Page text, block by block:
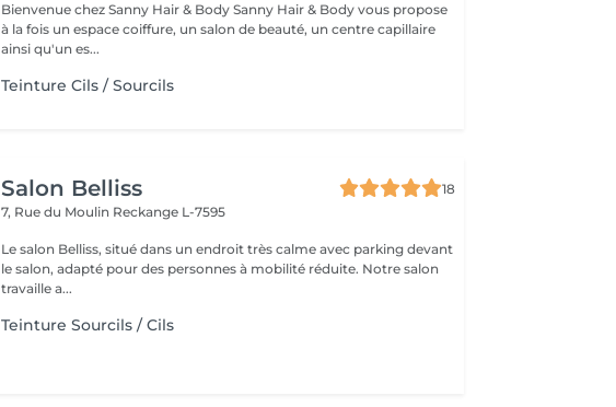
Bienvenue chez Sanny Hair & Body Sanny Hair & Body vous propose
à la fois un espace coiffure, un salon de beauté, un centre capillaire
ainsi qu'un es...
Teinture Cils / Sourcils
Salon Belliss
18
7, Rue du Moulin Reckange L-7595
Le salon Belliss, situé dans un endroit très calme avec parking devant
le salon, adapté pour des personnes à mobilité réduite. Notre salon
travaille a...
Teinture Sourcils / Cils